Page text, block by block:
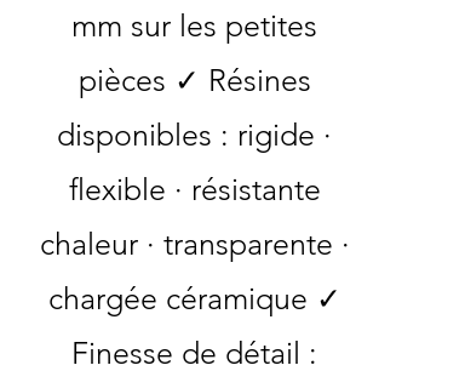
mm sur les petites
pièces ✓ Résines
disponibles : rigide ·
flexible · résistante
chaleur · transparente ·
chargée céramique ✓
Finesse de détail :